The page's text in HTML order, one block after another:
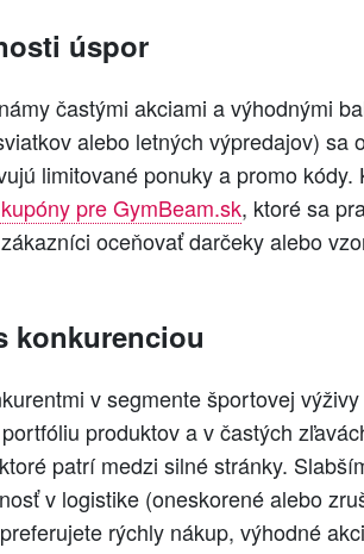
úspor
častými akciami a výhodnými
alebo letných výpredajov) sa
limitované ponuky a promo
pre GymBeam.sk, ktoré sa
oceňovať darčeky alebo
konkurenciou
v segmente športovej
produktov a v častých
patrí medzi silné stránky.
v logistike (oneskorené alebo
rýchly nákup, výhodné